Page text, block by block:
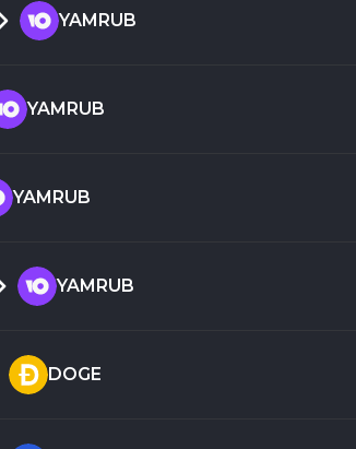
YAMRUB
YAMRUB
YAMRUB
YAMRUB
DOGE